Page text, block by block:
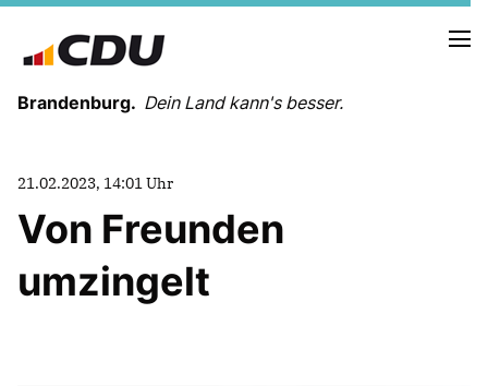
Brandenburg. Dein Land kann's besser.
LANDESVORSTAND
LANDESGESCHÄFTSSTELLE
21.02.2023, 14:01 Uhr
Von Freunden
umzingelt